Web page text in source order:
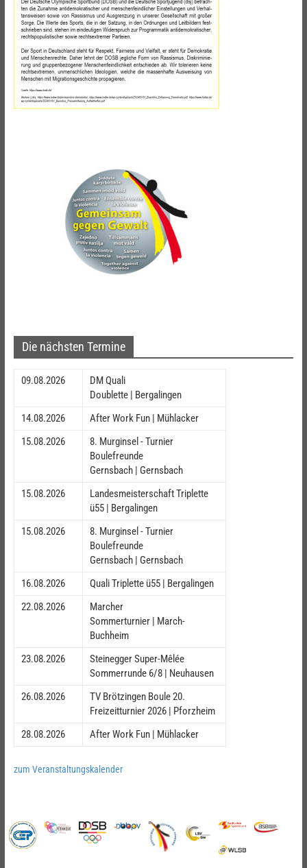
Die nächsten Termine
09.08.2026
DM Quali
Doublette | Bergalingen
14.08.2026
After Work Fun | Mühlacker
15.08.2026
8. Murginsel - Turnier
Boulefreunde
Gernsbach | Gernsbach
15.08.2026
Landesmeisterschaft Triplette
ü55 | Bergalingen
15.08.2026
8. Murginsel - Turnier
Boulefreunde
Gernsbach | Gernsbach
16.08.2026
Quali Triplette ü55 | Bergalingen
22.08.2026
Marcher
Sommerturnier | March-
Buchheim
23.08.2026
Steinegger Super-Mêlée
Sommerrunde 6/8 | Neuhausen
26.08.2026
TV Brötzingen Boule 20.
Freizeitturnier 2026 | Pforzheim
28.08.2026
After Work Fun | Mühlacker
zum Veranstaltungskalender